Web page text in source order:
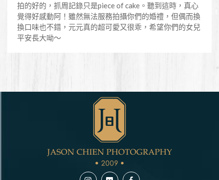
拍的好的，抓周記錄只是piece of cake。聽到這時，真心
覺得好感動阿！雖然無法服務拍攝你們的婚禮，但偶而換
換口味也不錯，元元真的超可愛又很乖，希望你們的女兒
平安長大呦～